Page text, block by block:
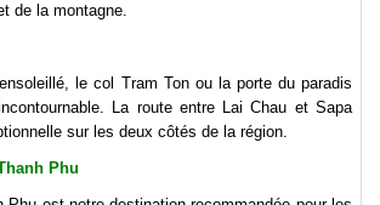
de la montagne.
le col Tram Ton ou la porte du paradis
La route entre Lai Chau et Sapa
sur les deux côtés de la région.
Phu